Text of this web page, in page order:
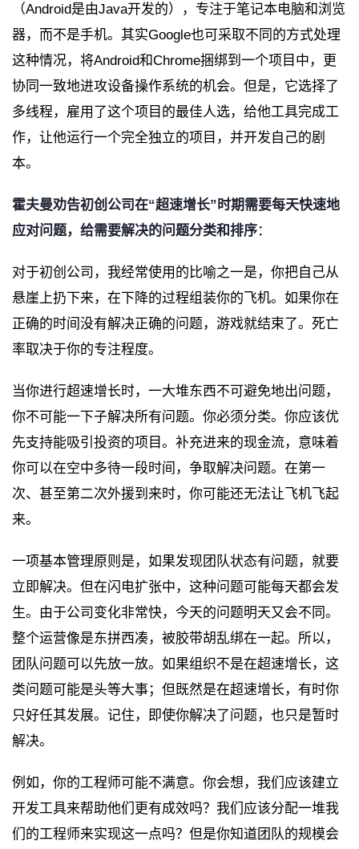
（Android是由Java开发的），专注于笔记本电脑和浏览
器，而不是手机。其实Google也可采取不同的方式处理
这种情况，将Android和Chrome捆绑到一个项目中，更
协同一致地进攻设备操作系统的机会。但是，它选择了
多线程，雇用了这个项目的最佳人选，给他工具完成工
作，让他运行一个完全独立的项目，并开发自己的剧
本。
霍夫曼劝告初创公司在“超速增长”时期需要每天快速地
应对问题，给需要解决的问题分类和排序：
对于初创公司，我经常使用的比喻之一是，你把自己从
悬崖上扔下来，在下降的过程组装你的飞机。如果你在
正确的时间没有解决正确的问题，游戏就结束了。死亡
率取决于你的专注程度。
当你进行超速增长时，一大堆东西不可避免地出问题，
你不可能一下子解决所有问题。你必须分类。你应该优
先支持能吸引投资的项目。补充进来的现金流，意味着
你可以在空中多待一段时间，争取解决问题。在第一
次、甚至第二次外援到来时，你可能还无法让飞机飞起
来。
一项基本管理原则是，如果发现团队状态有问题，就要
立即解决。但在闪电扩张中，这种问题可能每天都会发
生。由于公司变化非常快，今天的问题明天又会不同。
整个运营像是东拼西凑，被胶带胡乱绑在一起。所以，
团队问题可以先放一放。如果组织不是在超速增长，这
类问题可能是头等大事；但既然是在超速增长，有时你
只好任其发展。记住，即使你解决了问题，也只是暂时
解决。
例如，你的工程师可能不满意。你会想，我们应该建立
开发工具来帮助他们更有成效吗？我们应该分配一堆我
们的工程师来实现这一点吗？但是你知道团队的规模会